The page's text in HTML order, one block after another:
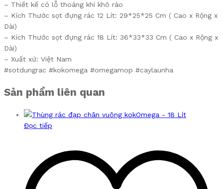
– Thiết kế có lỗ thoáng khí khô ráo
– Kích Thước sọt đựng rác 12 Lít: 29*25*25 Cm ( Cao x Rộng x
Dài)
– Kích Thước sọt đựng rác 18 Lít: 36*33*33 Cm ( Cao x Rộng x
Dài)
– Xuất xứ: Việt Nam
#sotdungrac #kokomega #omegamop #caylaunha
Sản phẩm liên quan
Đọc tiếp